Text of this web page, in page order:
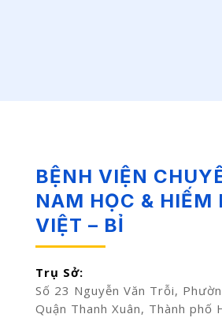
BỆNH VIỆN
NAM HỌC & HIẾM
VIỆT – BỈ
Trụ Sở:
Số 23 Nguyễn Văn Trỗi,
Quận Thanh Xuân, Thành phố